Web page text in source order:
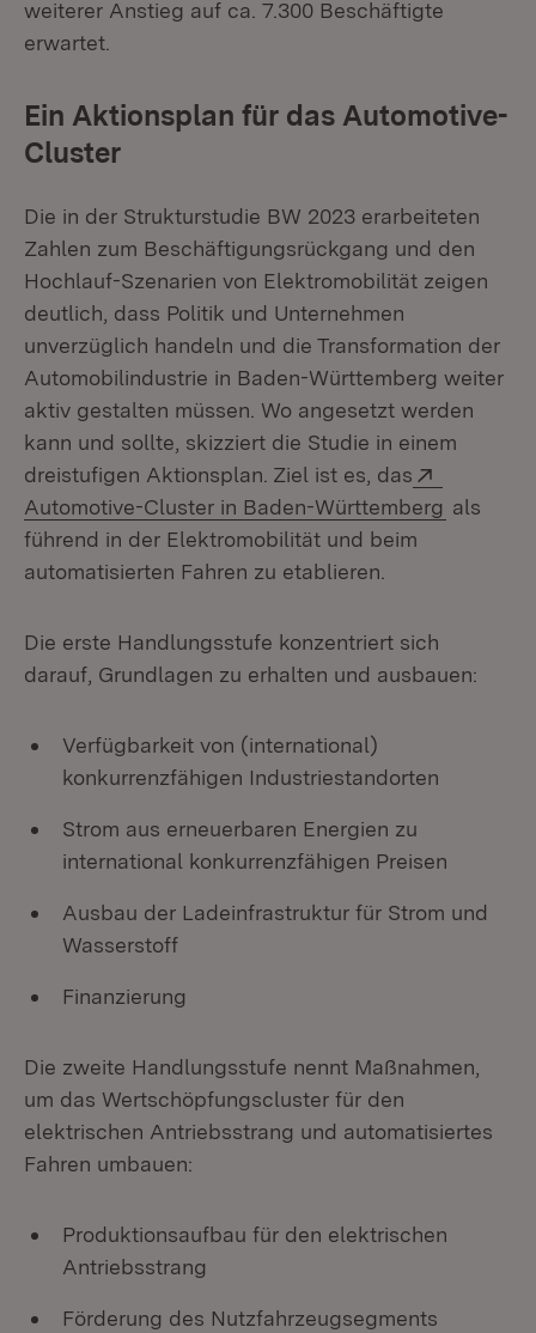
weiterer Anstieg auf ca. 7.300 Beschäftigte
erwartet.
Ein Aktionsplan für das Automotive-
Cluster
Die in der Strukturstudie BW 2023 erarbeiteten
Zahlen zum Beschäftigungsrückgang und den
Hochlauf-Szenarien von Elektromobilität zeigen
deutlich, dass Politik und Unternehmen
unverzüglich handeln und die Transformation der
Automobilindustrie in Baden-Württemberg weiter
aktiv gestalten müssen. Wo angesetzt werden
kann und sollte, skizziert die Studie in einem
dreistufigen Aktionsplan. Ziel ist es, das
Automotive-Cluster in Baden-Württemberg (Öffnet
als
führend in der Elektromobilität und beim
automatisierten Fahren zu etablieren.
Die erste Handlungsstufe konzentriert sich
darauf, Grundlagen zu erhalten und ausbauen:
Verfügbarkeit von (international)
konkurrenzfähigen Industriestandorten
Strom aus erneuerbaren Energien zu
international konkurrenzfähigen Preisen
Ausbau der Ladeinfrastruktur für Strom und
Wasserstoff
Finanzierung
Die zweite Handlungsstufe nennt Maßnahmen,
um das Wertschöpfungscluster für den
elektrischen Antriebsstrang und automatisiertes
Fahren umbauen:
Produktionsaufbau für den elektrischen
Antriebsstrang
Förderung des Nutzfahrzeugsegments